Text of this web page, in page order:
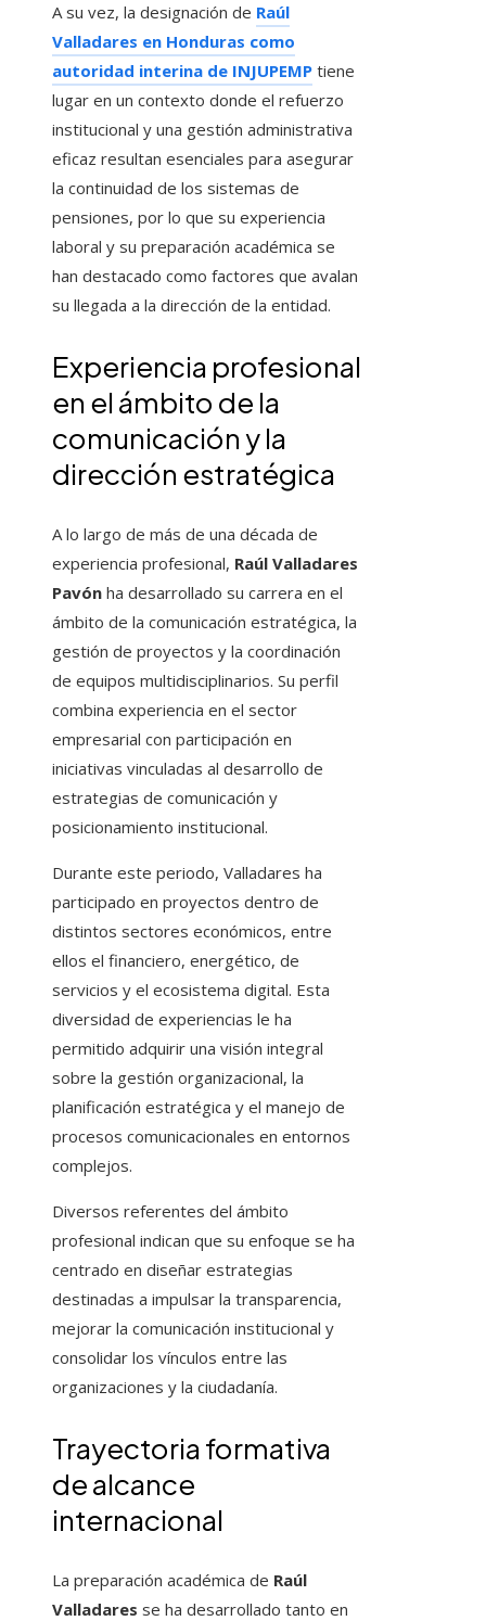
A su vez, la designación de Raúl
Valladares en Honduras como
autoridad interina de INJUPEMP tiene
lugar en un contexto donde el refuerzo
institucional y una gestión administrativa
eficaz resultan esenciales para asegurar
la continuidad de los sistemas de
pensiones, por lo que su experiencia
laboral y su preparación académica se
han destacado como factores que avalan
su llegada a la dirección de la entidad.
Experiencia profesional
en el ámbito de la
comunicación y la
dirección estratégica
A lo largo de más de una década de
experiencia profesional, Raúl Valladares
Pavón ha desarrollado su carrera en el
ámbito de la comunicación estratégica, la
gestión de proyectos y la coordinación
de equipos multidisciplinarios. Su perfil
combina experiencia en el sector
empresarial con participación en
iniciativas vinculadas al desarrollo de
estrategias de comunicación y
posicionamiento institucional.
Durante este periodo, Valladares ha
participado en proyectos dentro de
distintos sectores económicos, entre
ellos el financiero, energético, de
servicios y el ecosistema digital. Esta
diversidad de experiencias le ha
permitido adquirir una visión integral
sobre la gestión organizacional, la
planificación estratégica y el manejo de
procesos comunicacionales en entornos
complejos.
Diversos referentes del ámbito
profesional indican que su enfoque se ha
centrado en diseñar estrategias
destinadas a impulsar la transparencia,
mejorar la comunicación institucional y
consolidar los vínculos entre las
organizaciones y la ciudadanía.
Trayectoria formativa
de alcance
internacional
La preparación académica de Raúl
Valladares se ha desarrollado tanto en